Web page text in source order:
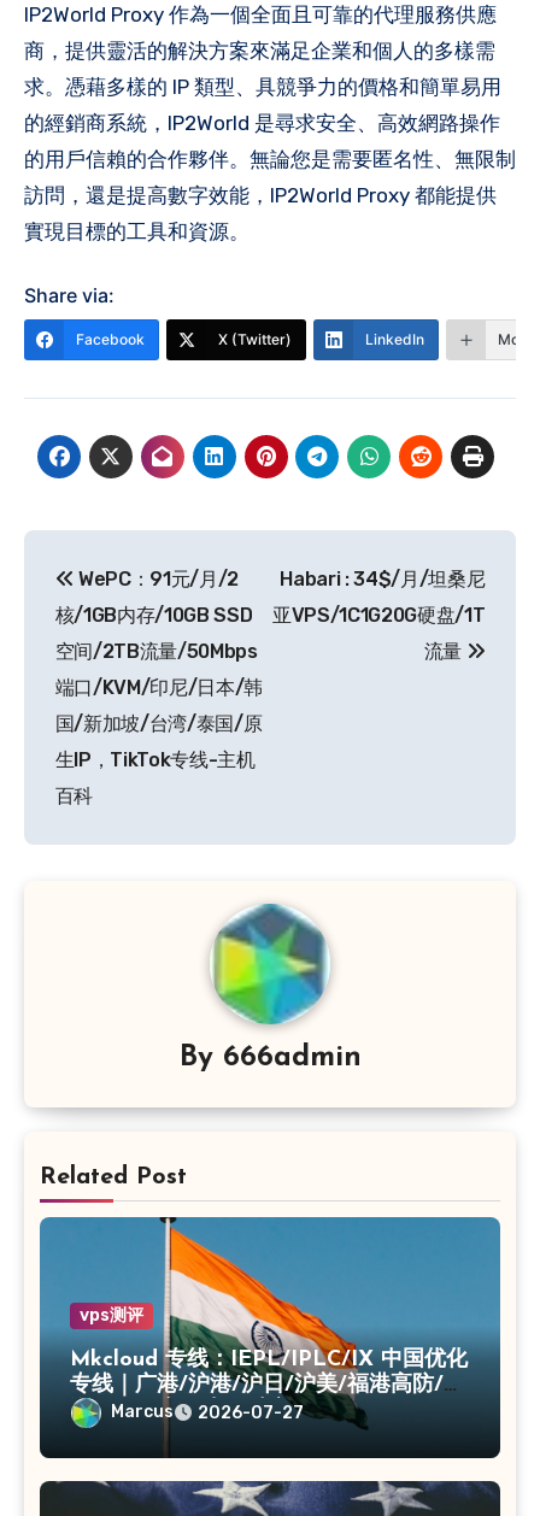
IP2World Proxy 作為一個全面且可靠的代理服務供應
商，提供靈活的解決方案來滿足企業和個人的多樣需
求。憑藉多樣的 IP 類型、具競爭力的價格和簡單易用
的經銷商系統，IP2World 是尋求安全、高效網路操作
的用戶信賴的合作夥伴。無論您是需要匿名性、無限制
訪問，還是提高數字效能，IP2World Proxy 都能提供
實現目標的工具和資源。
Share via:
Facebook X (Twitter) LinkedIn More
章
导
航
WePC：91元/月/2
核/1GB内存/10GB SSD
空间/2TB流量/50Mbps
端口/KVM/印尼/日本/韩
国/新加坡/台湾/泰国/原
生IP，TikTok专线-主机
百科
Habari : 34$/月/坦桑尼
亚VPS/1C1G20G硬盘/1T
流量
By 666admin
Related Post
vps测评
Mkcloud 专线：IEPL/IPLC/IX 中国优化
专线｜广港/沪港/沪日/沪美/福港高防/上
海CN2｜入口出口独享IP
Marcus 2026-07-27